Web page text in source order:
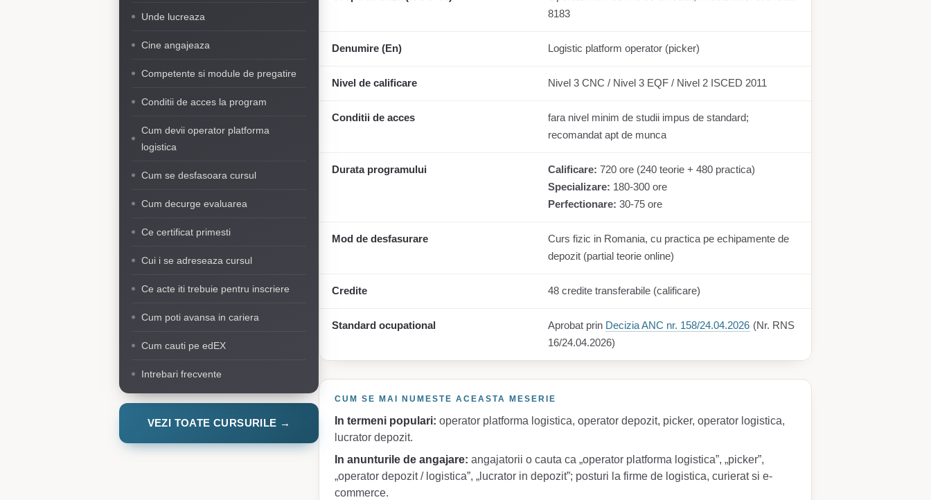
Unde lucreaza
Cine angajeaza
Competente si module de pregatire
Conditii de acces la program
Cum devii operator platforma
logistica
Cum se desfasoara cursul
Cum decurge evaluarea
Ce certificat primesti
Cui i se adreseaza cursul
Ce acte iti trebuie pentru inscriere
Cum poti avansa in cariera
Cum cauti pe edEX
Intrebari frecvente
VEZI TOATE CURSURILE →
8183
Denumire (En) Logistic platform operator (picker)
Nivel de calificare Nivel 3 CNC / Nivel 3 EQF / Nivel 2 ISCED 2011
Conditii de acces
fara nivel minim de studii impus de standard;
recomandat apt de munca
Durata programului Calificare: 720 ore (240 teorie + 480 practica)
Specializare: 180-300 ore
Perfectionare: 30-75 ore
Mod de desfasurare
Curs fizic in Romania, cu practica pe echipamente de
depozit (partial teorie online)
Credite 48 credite transferabile (calificare)
Standard ocupational Aprobat prin Decizia ANC nr. 158/24.04.2026 (Nr. RNS
16/24.04.2026)
CUM SE MAI NUMESTE ACEASTA MESERIE
In termeni populari: operator platforma logistica, operator depozit, picker, operator logistica,
lucrator depozit.
In anunturile de angajare: angajatorii o cauta ca „operator platforma logistica”, „picker”,
„operator depozit / logistica”, „lucrator in depozit”; posturi la firme de logistica, curierat si e-
commerce.